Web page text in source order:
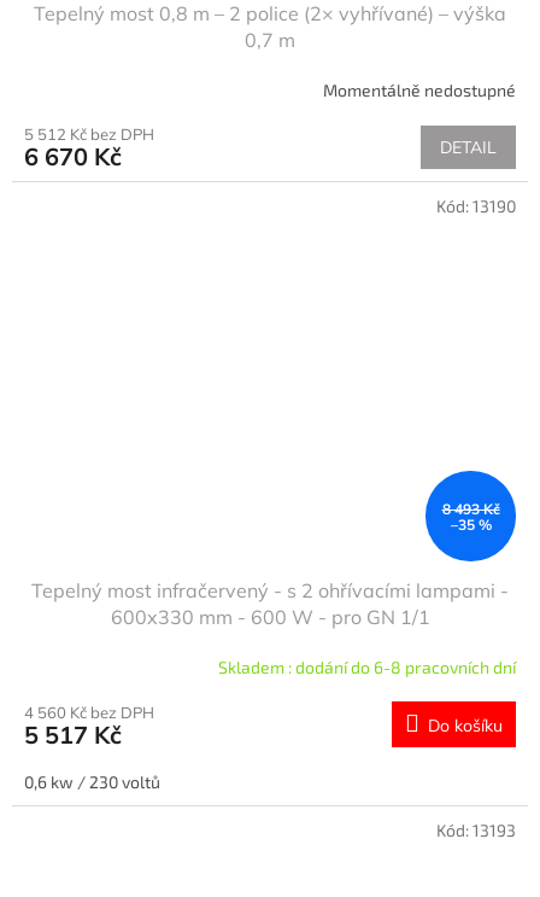
Tepelný most 0,8 m – 2 police (2× vyhřívané) – výška
0,7 m
Momentálně nedostupné
5 512 Kč bez DPH
6 670 Kč DETAIL
8 493 Kč
–35 %
Tepelný most infračervený - s 2 ohřívacími lampami -
600x330 mm - 600 W - pro GN 1/1
Skladem : dodání do 6-8 pracovních dní
4 560 Kč bez DPH
5 517 Kč Do košíku
0,6 kw / 230 voltů
Kód:13190
Kód:13193